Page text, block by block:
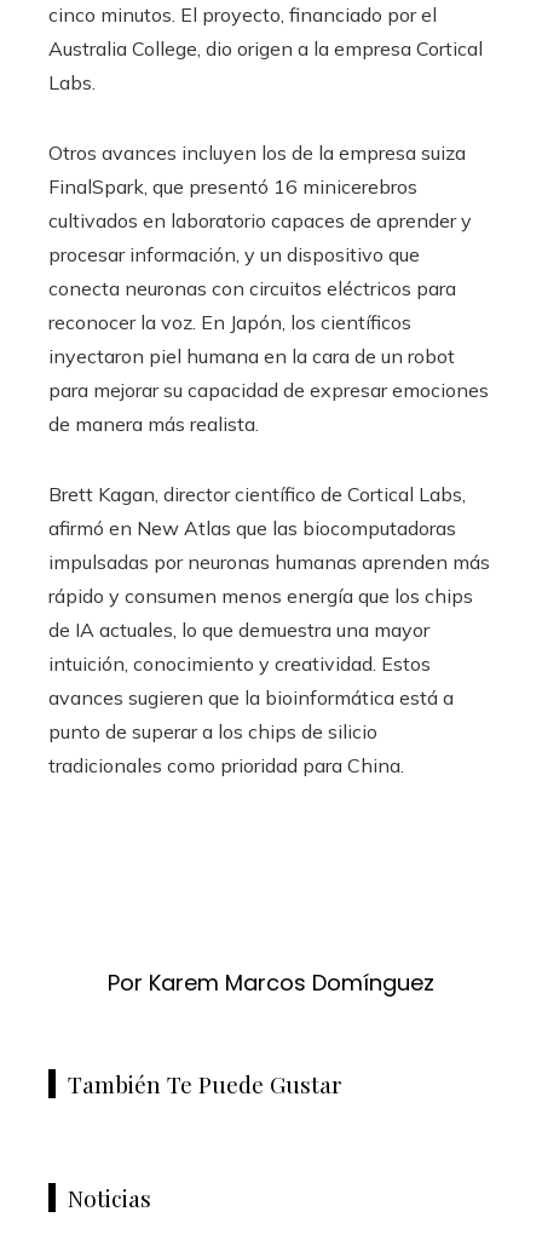
cinco minutos. El proyecto, financiado por el
Australia College, dio origen a la empresa Cortical
Labs.
Otros avances incluyen los de la empresa suiza
FinalSpark, que presentó 16 minicerebros
cultivados en laboratorio capaces de aprender y
procesar información, y un dispositivo que
conecta neuronas con circuitos eléctricos para
reconocer la voz. En Japón, los científicos
inyectaron piel humana en la cara de un robot
para mejorar su capacidad de expresar emociones
de manera más realista.
Brett Kagan, director científico de Cortical Labs,
afirmó en New Atlas que las biocomputadoras
impulsadas por neuronas humanas aprenden más
rápido y consumen menos energía que los chips
de IA actuales, lo que demuestra una mayor
intuición, conocimiento y creatividad. Estos
avances sugieren que la bioinformática está a
punto de superar a los chips de silicio
tradicionales como prioridad para China.
Por Karem Marcos Domínguez
También Te Puede Gustar
Noticias